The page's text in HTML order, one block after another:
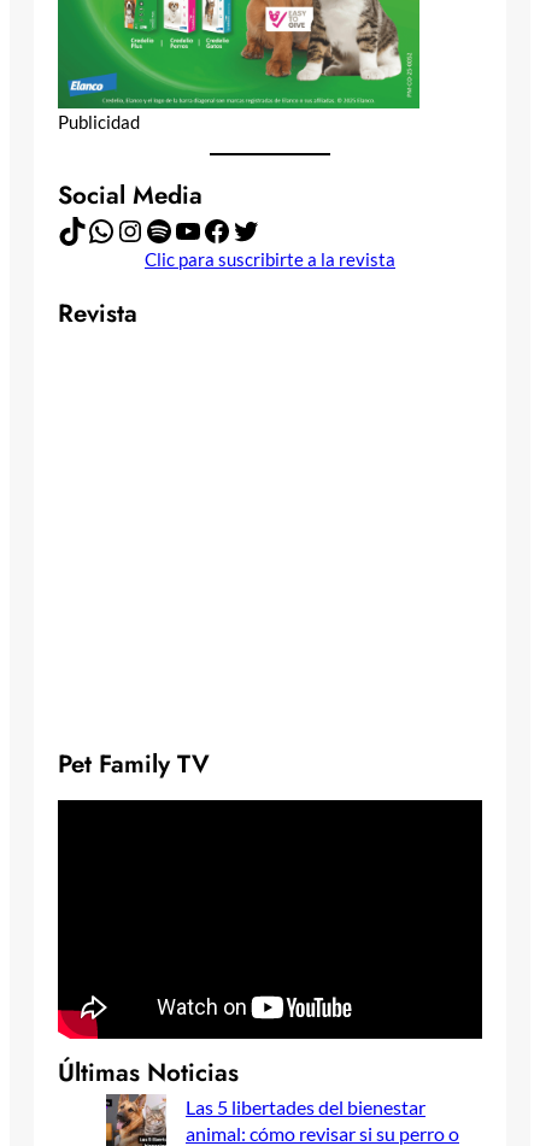
Publicidad
Social Media
TikTok WhatsApp Instagram Spotify YouTube Facebook Twitter
Clic para suscribirte a la revista
Revista
Pet Family TV
Últimas Noticias
Las 5 libertades del bienestar
animal: cómo revisar si su perro o